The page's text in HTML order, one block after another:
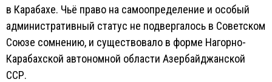
в Карабахе. Чьё право на самоопределение и особый
административный статус не подвергалось в Советском
Союзе сомнению, и существовало в форме Нагорно-
Карабахской автономной области Азербайджанской
ССР.